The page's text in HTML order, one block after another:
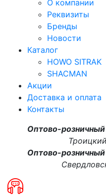
О компании
Реквизиты
Бренды
Новости
Каталог
HOWO SITRAK
SHACMAN
Акции
Доставка и оплата
Контакты
Оптово-розничный
Оптово-розничный